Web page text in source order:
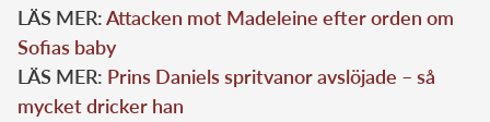
LÄS MER:Attacken mot Madeleine efter orden om
Sofias baby
LÄS MER: Prins Daniels spritvanor avslöjade – så
mycket dricker han